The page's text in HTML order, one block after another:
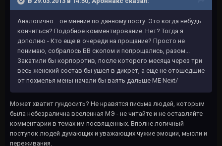
Аналогично... ое мнение по данному посту. Это когда небудь
кончиться? Подобное комментирование. Нет? Тогда я
дополню - Кто еще в очереди на прощание? Просто не
понимаю, собралось БВ скопом и попрощались, разом...
Закатили бы корпоротив, после которого месяца через три
весь женский состав бы ушел в дикрет, а еще не отошедшие
от похмелья мены начали бы ваять дальше МЕ Next/
Может хватит гундосить? Не нравятся письма людей, которым
была небезралична вселенная МЭ - не читайте и не оставляйте
комментарии в темах им посвященных. Вполне логичный
поступок людей думающих и уважающих чужие эмоции, мысли и
переживания.